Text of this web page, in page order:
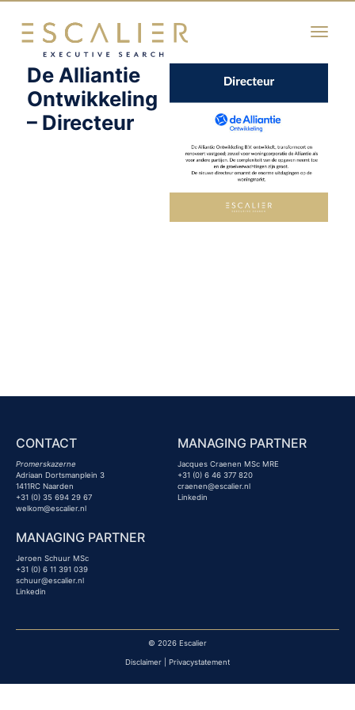
Skip to main content
De Alliantie
Ontwikkeling
– Directeur
CONTACT
Promerskazerne
Adriaan Dortsmanplein 3
1411RC Naarden
+31 (0) 35 694 29 67
welkom@escalier.nl
MANAGING PARTNER
Jacques Craenen MSc MRE
+31 (0) 6 46 377 820
craenen@escalier.nl
Linkedin
MANAGING PARTNER
Jeroen Schuur MSc
+31 (0) 6 11 391 039
schuur@escalier.nl
Linkedin
© 2026 Escalier
Disclaimer Privacystatement